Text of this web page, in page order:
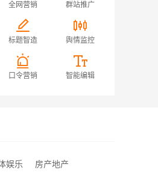
全网营销 群站推广
标题智造 舆情监控
口令营销 智能编辑
娱乐
房产地产